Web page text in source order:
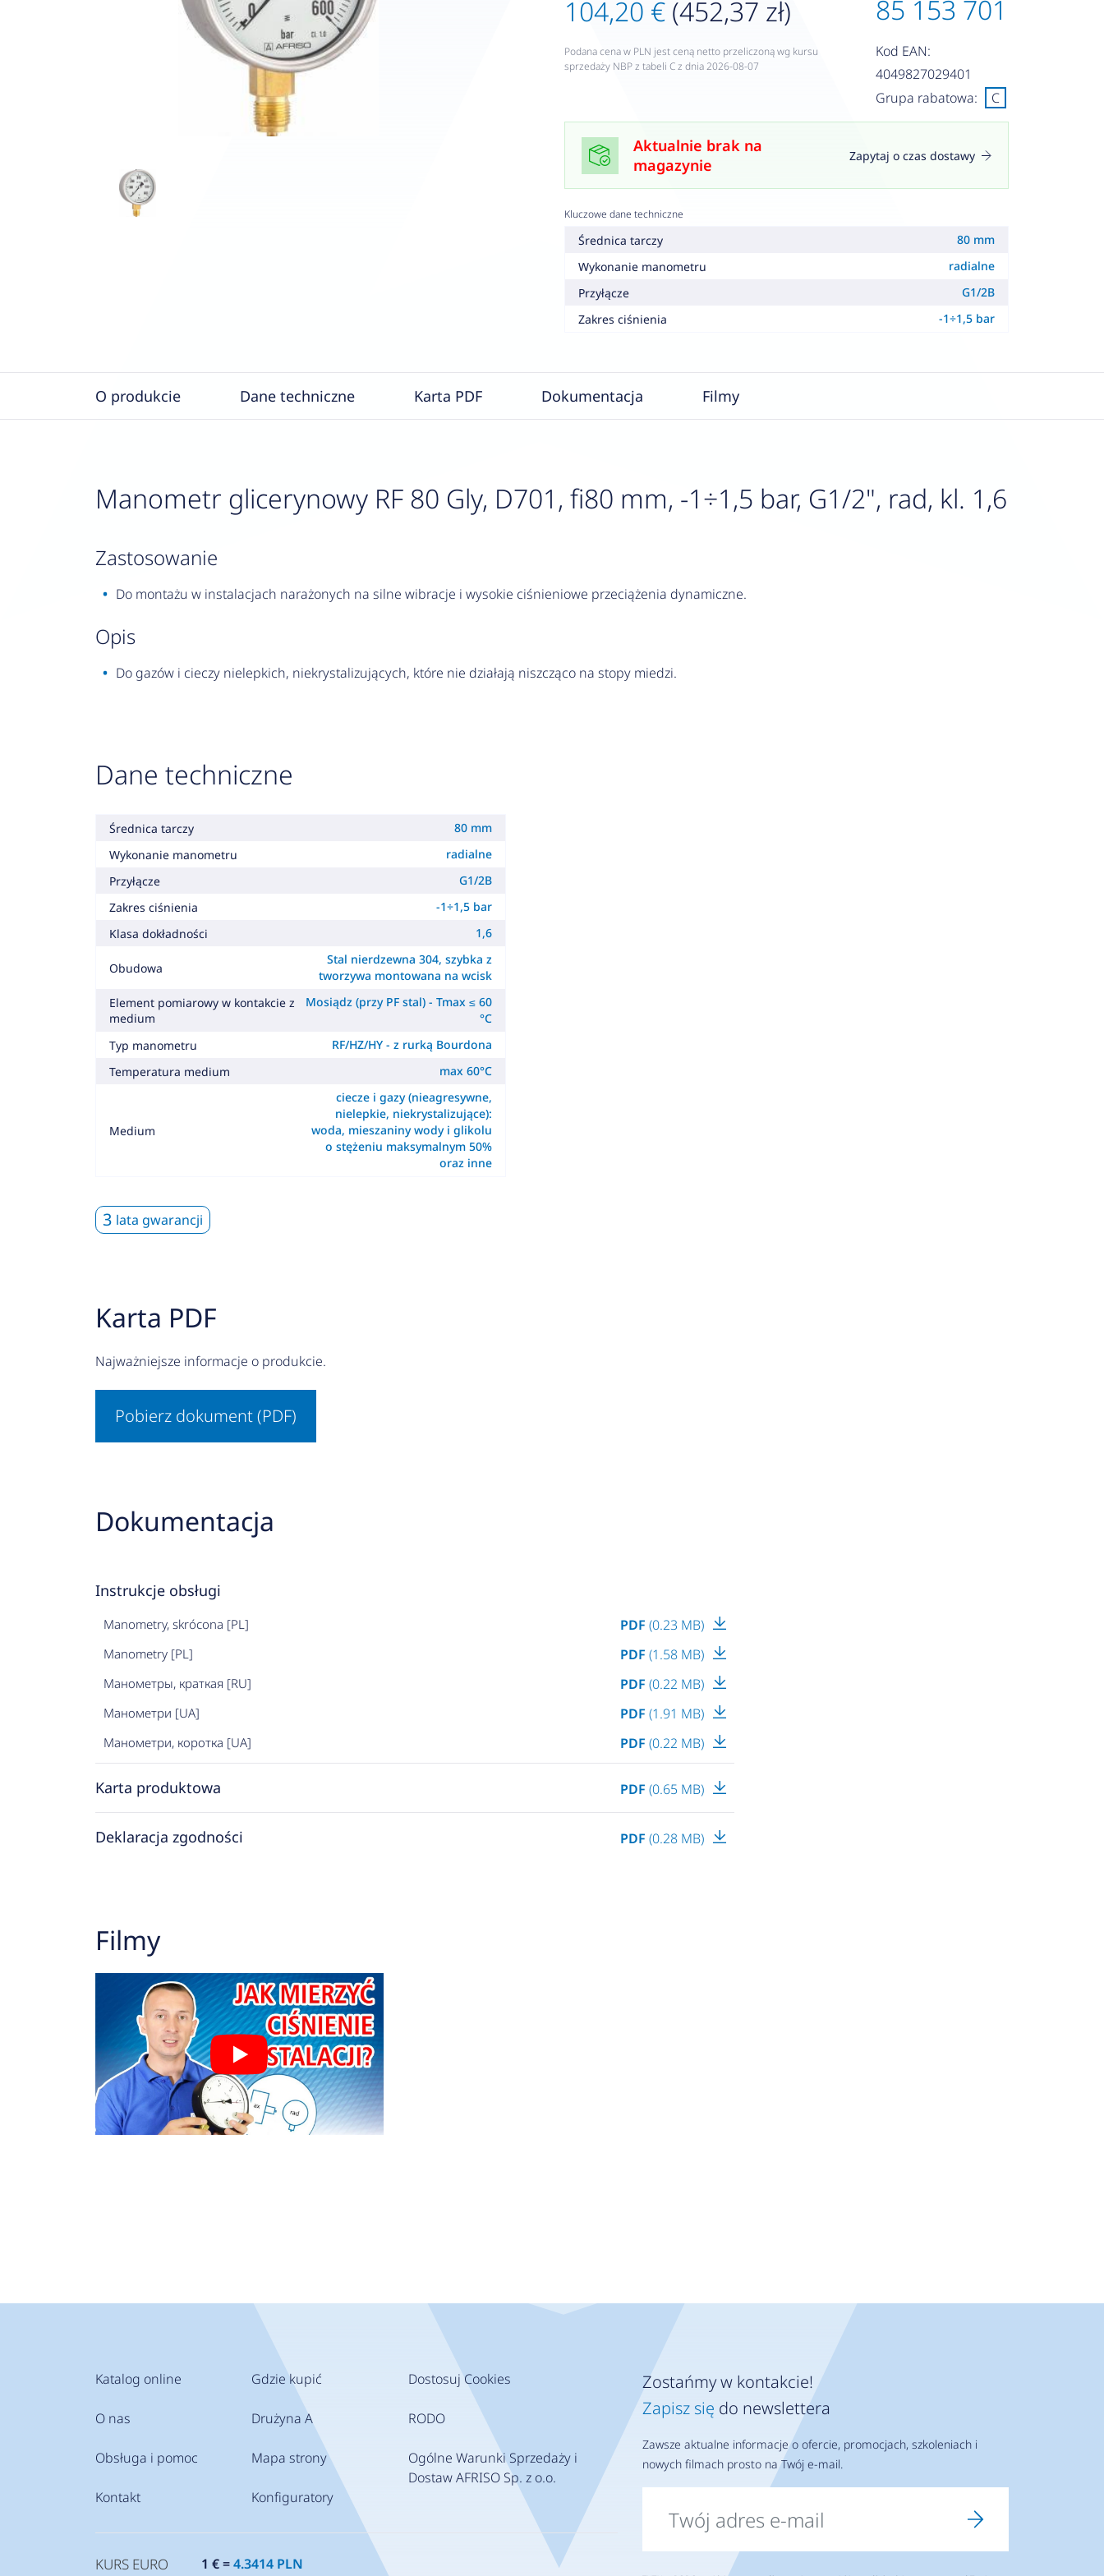
104,20 € (452,37 zł)
Podana cena w PLN jest ceną netto przeliczoną wg kursu
sprzedaży NBP z tabeli C z dnia 2026-08-07
85 153 701
Kod EAN:
4049827029401
Grupa rabatowa:
C
Aktualnie brak na
magazynie
Zapytaj o czas dostawy
Kluczowe dane techniczne
Średnica tarczy
80 mm
Wykonanie manometru
radialne
Przyłącze
G1/2B
Zakres ciśnienia
-1÷1,5 bar
O produkcie Dane techniczne Karta PDF Dokumentacja Filmy
Manometr glicerynowy RF 80 Gly, D701, fi80 mm, -1÷1,5 bar, G1/2", rad, kl. 1,6
zastosowanie
Do montażu w instalacjach narażonych na silne wibracje i wysokie ciśnieniowe przeciążenia dynamiczne.
opis
Do gazów i cieczy nielepkich, niekrystalizujących, które nie działają niszcząco na stopy miedzi.
Dane techniczne
Średnica tarczy
80 mm
Wykonanie manometru
radialne
Przyłącze
G1/2B
Zakres ciśnienia
-1÷1,5 bar
Klasa dokładności
1,6
Obudowa
Stal nierdzewna 304, szybka z
tworzywa montowana na wcisk
Element pomiarowy w kontakcie z
medium
Mosiądz (przy PF stal) - Tmax ≤ 60
°C
Typ manometru
RF/HZ/HY - z rurką Bourdona
Temperatura medium
max 60°C
Medium
ciecze i gazy (nieagresywne,
nielepkie, niekrystalizujące):
woda, mieszaniny wody i glikolu
o stężeniu maksymalnym 50%
oraz inne
3 lata gwarancji
Karta PDF
Najważniejsze informacje o produkcie.
Pobierz dokument (PDF)
Dokumentacja
Instrukcje obsługi
Manometry, skrócona [PL] PDF (0.23 MB)
Manometry [PL] PDF (1.58 MB)
Манометры, краткая [RU] PDF (0.22 MB)
Манометри [UA] PDF (1.91 MB)
Манометри, коротка [UA] PDF (0.22 MB)
Karta produktowa PDF (0.65 MB)
Deklaracja zgodności PDF (0.28 MB)
Filmy
Katalog online
O nas
Obsługa i pomoc
Kontakt
Gdzie kupić
Drużyna A
Mapa strony
Konfiguratory
Dostosuj Cookies
RODO
Ogólne Warunki Sprzedaży i
Dostaw AFRISO Sp. z o.o.
Zostańmy w kontakcie!
Zapisz się do newslettera
Zawsze aktualne informacje o ofercie, promocjach, szkoleniach i
nowych filmach prosto na Twój e-mail.
KURS EURO 1 € =4.3414 PLN